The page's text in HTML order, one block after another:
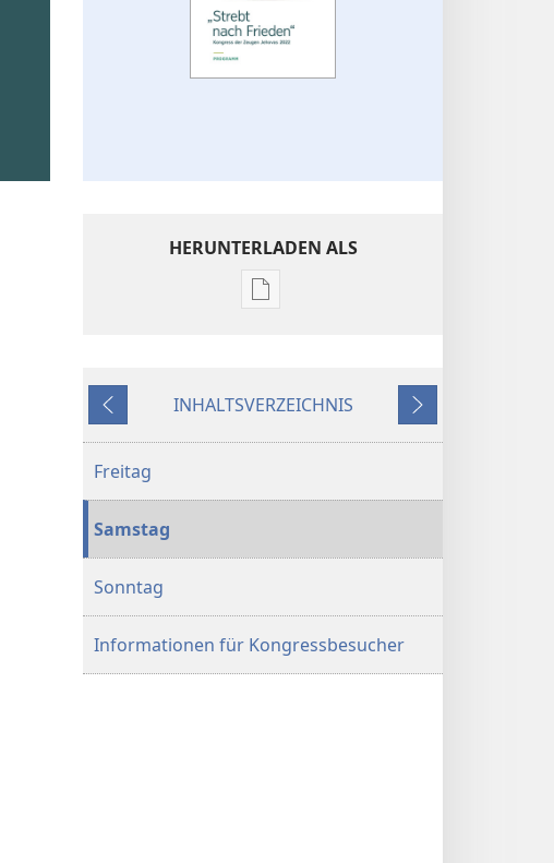
HERUNTERLADEN ALS
Downloadoptionen
Kongressprogramm
2022 –
Zurück
INHALTSVERZEICHNIS
Weiter
Freitag
Samstag
Sonntag
Informationen für Kongressbesucher